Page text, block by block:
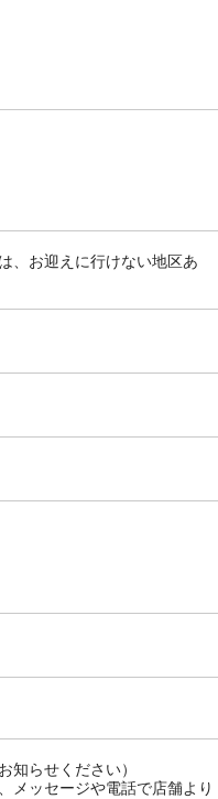
、お迎えに行けない地区あ
らせください）
メッセージや電話で店舗より